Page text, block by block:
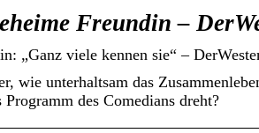
Freundin –
„Ganz viele kennen sie“ –
wie unterhaltsam das
des Comedians dreht?